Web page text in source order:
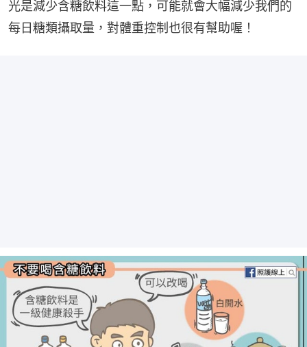
光是減少含糖飲料這一點，可能就會大幅減少我們的
每日糖類攝取量，對體重控制也很有幫助喔！